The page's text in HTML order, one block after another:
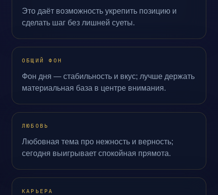
Это даёт возможность укрепить позицию и
сделать шаг без лишней суеты.
ОБЩИЙ ФОН
Фон дня — стабильность и вкус; лучше держать
материальная база в центре внимания.
ЛЮБОВЬ
Любовная тема про нежность и верность;
сегодня выигрывает спокойная прямота.
КАРЬЕРА